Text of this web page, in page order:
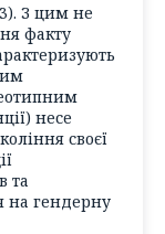
З цим не
факту
несе
своєї
та
на гендерну